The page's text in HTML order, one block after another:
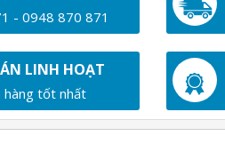
- 0948 870 871
LINH HOẠT
hàng tốt nhất